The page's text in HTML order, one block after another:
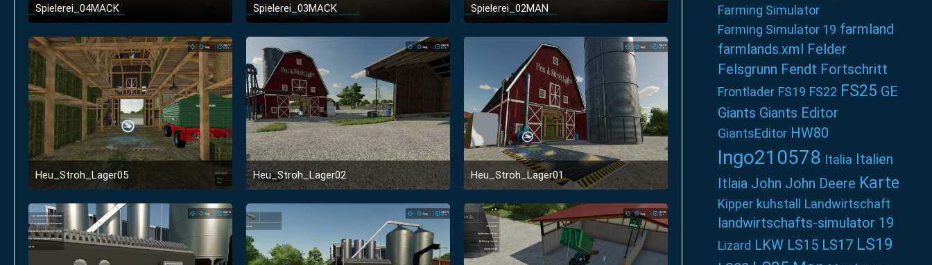
Spielerei_04MACK
29. Januar 2022 um 12:52
Spielerei_03MACK
29. Januar 2022 um 12:51
Spielerei_02MAN
29. Januar 2022 um 12:50
1
Heu_Stroh_Lager05
14. Januar 2022 um 20:02
1
Heu_Stroh_Lager02
14. Januar 2022 um 20:02
Heu_Stroh_Lager01
14. Januar 2022 um 20:02
Farming Simulator
Farming Simulator 19 farmland
farmlands.xml Felder
Felsgrunn Fendt Fortschritt
Frontlader FS19 FS22 FS25 GE
Giants Giants Editor
GiantsEditor HW80
Ingo210578 Italia Italien
Itlaia John John Deere Karte
Kipper kuhstall Landwirtschaft
landwirtschafts-simulator 19
Lizard LKW LS15 LS17 LS19